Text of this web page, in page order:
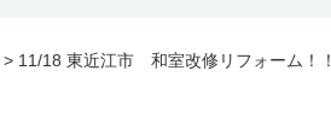
> 11/18 東近江市 和室改修リフォーム！！